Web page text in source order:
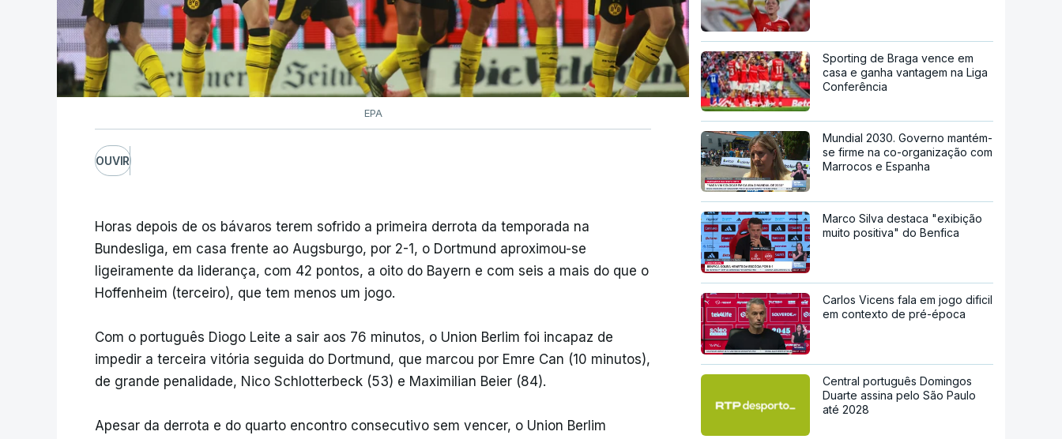
EPA
OUVIR
Horas depois de os bávaros terem sofrido a primeira derrota da temporada na
Bundesliga, em casa frente ao Augsburgo, por 2-1, o Dortmund aproximou-se
ligeiramente da liderança, com 42 pontos, a oito do Bayern e com seis a mais do que o
Hoffenheim (terceiro), que tem menos um jogo.
Com o português Diogo Leite a sair aos 76 minutos, o Union Berlim foi incapaz de
impedir a terceira vitória seguida do Dortmund, que marcou por Emre Can (10 minutos),
de grande penalidade, Nico Schlotterbeck (53) e Maximilian Beier (84).
Apesar da derrota e do quarto encontro consecutivo sem vencer, o Union Berlim
Sporting de Braga vence em
casa e ganha vantagem na Liga
Conferência
Mundial 2030. Governo mantém-
se firme na co-organização com
Marrocos e Espanha
Marco Silva destaca "exibição
muito positiva" do Benfica
Carlos Vicens fala em jogo dificil
em contexto de pré-época
Central português Domingos
Duarte assina pelo São Paulo
até 2028